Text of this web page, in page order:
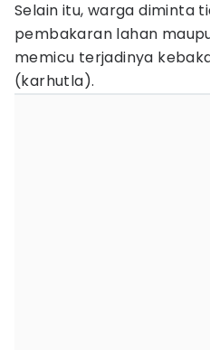
Selain itu, warga diminta
pembakaran lahan
memicu terjadinya
(karhutla).